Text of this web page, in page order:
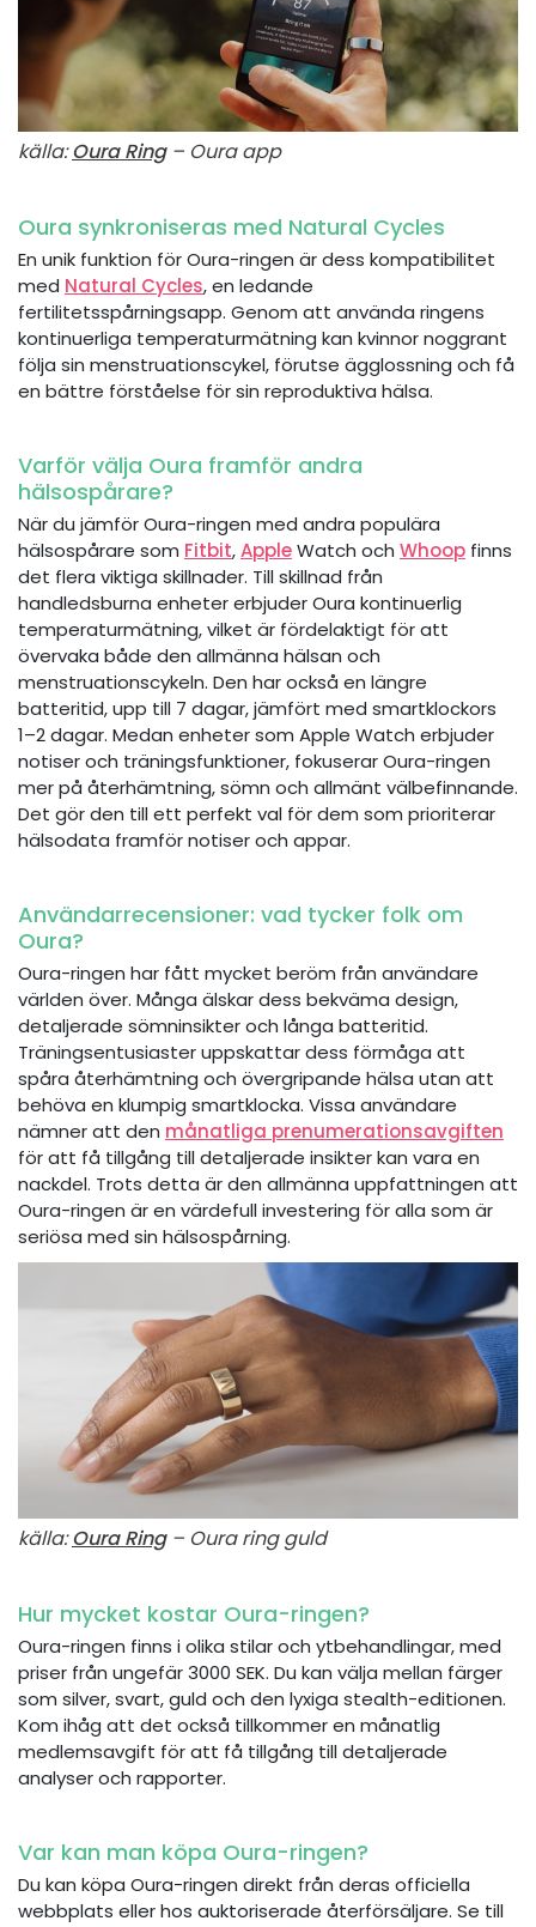
källa:Oura Ring– Oura app
Oura synkroniseras med Natural Cycles
En unik funktion för Oura-ringen är dess kompatibilitet
med Natural Cycles, en ledande
fertilitetsspårningsapp. Genom att använda ringens
kontinuerliga temperaturmätning kan kvinnor noggrant
följa sin menstruationscykel, förutse ägglossning och få
en bättre förståelse för sin reproduktiva hälsa.
Varför välja Oura framför andra
hälsospårare?
När du jämför Oura-ringen med andra populära
hälsospårare som Fitbit,AppleWatch och Whoop finns
det flera viktiga skillnader. Till skillnad från
handledsburna enheter erbjuder Oura kontinuerlig
temperaturmätning, vilket är fördelaktigt för att
övervaka både den allmänna hälsan och
menstruationscykeln. Den har också en längre
batteritid, upp till 7 dagar, jämfört med smartklockors
1–2 dagar. Medan enheter som Apple Watch erbjuder
notiser och träningsfunktioner, fokuserar Oura-ringen
mer på återhämtning, sömn och allmänt välbefinnande.
Det gör den till ett perfekt val för dem som prioriterar
hälsodata framför notiser och appar.
Användarrecensioner: vad tycker folk om
Oura?
Oura-ringen har fått mycket beröm från användare
världen över. Många älskar dess bekväma design,
detaljerade sömninsikter och långa batteritid.
Träningsentusiaster uppskattar dess förmåga att
spåra återhämtning och övergripande hälsa utan att
behöva en klumpig smartklocka. Vissa användare
nämner att den månatliga prenumerationsavgiften
för att få tillgång till detaljerade insikter kan vara en
nackdel. Trots detta är den allmänna uppfattningen att
Oura-ringen är en värdefull investering för alla som är
seriösa med sin hälsospårning.
källa:Oura Ring– Oura ring guld
Hur mycket kostar Oura-ringen?
Oura-ringen finns i olika stilar och ytbehandlingar, med
priser från ungefär 3000 SEK. Du kan välja mellan färger
som silver, svart, guld och den lyxiga stealth-editionen.
Kom ihåg att det också tillkommer en månatlig
medlemsavgift för att få tillgång till detaljerade
analyser och rapporter.
Var kan man köpa Oura-ringen?
Du kan köpa Oura-ringen direkt från deras officiella
webbplats eller hos auktoriserade återförsäljare. Se till